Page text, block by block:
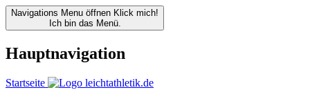
Navigations Menu öffnen Klick mich!
Ich bin das Menü.
Hauptnavigation
Startseite